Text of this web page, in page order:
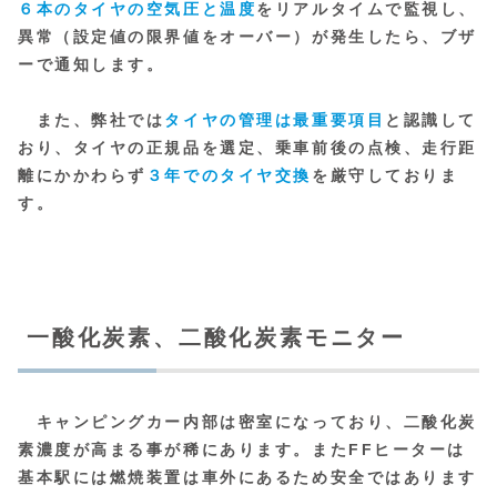
６本のタイヤの空気圧と温度をリアルタイムで監視し、
異常（設定値の限界値をオーバー）が発生したら、ブザ
ーで通知します。
また、弊社ではタイヤの管理は最重要項目 と認識して
おり、タイヤの正規品を選定、乗車前後の点検、走行距
離にかかわらず ３年でのタイヤ交換 を厳守しておりま
す。
一酸化炭素、二酸化炭素モニター
キャンピングカー内部は密室になっており、二酸化炭
素濃度が高まる事が稀にあります。またFFヒーターは
基本駅には燃焼装置は車外にあるため安全ではあります